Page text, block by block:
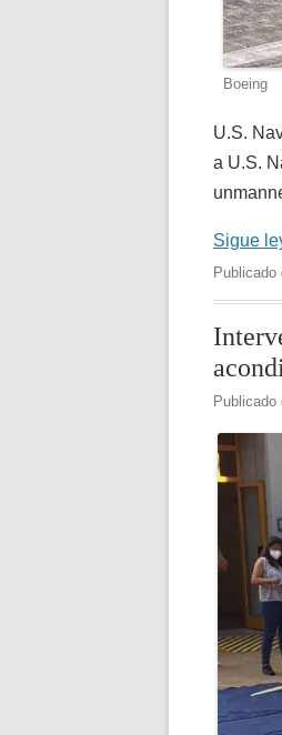
Boeing
U.S.
a U.S.
Sigue
Publicado
Publicado